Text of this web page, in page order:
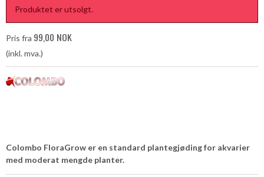
Produktet er utsolgt.
Pris fra 99,00 NOK
(inkl. mva.)
Colombo FloraGrow er en standard plantegjøding for akvarier
med moderat mengde planter.